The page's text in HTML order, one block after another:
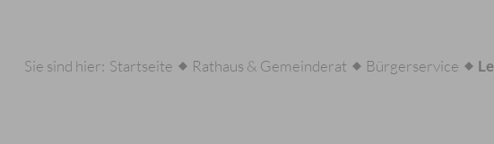
Sie sind hier: Startseite Rathaus & Gemeinderat Bürgerservice